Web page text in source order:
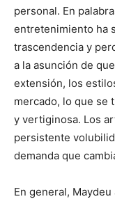
personal. En
entretenimiento ha
trascendencia y
a la asunción de
extensión, los
mercado, lo que se
y vertiginosa. Los
persistente
demanda que
En general,